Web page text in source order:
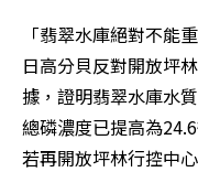
「翡翠水庫絕對不能
日高分貝反對開放坪
據，證明翡翠水庫水
總磷濃度已提高為
若再開放坪林行控中